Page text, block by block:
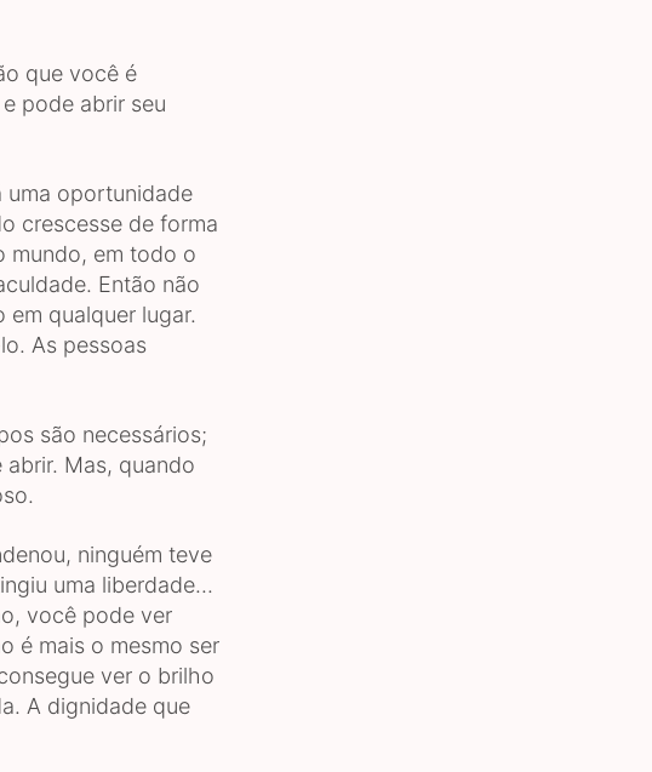
que você é
pode abrir seu
uma oportunidade
crescesse de forma
mundo, em todo o
Então não
em qualquer lugar.
As pessoas
são necessários;
Mas, quando
ninguém teve
uma liberdade...
você pode ver
é mais o mesmo ser
ver o brilho
A dignidade que